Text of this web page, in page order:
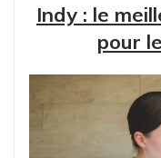
Indy : le
pour